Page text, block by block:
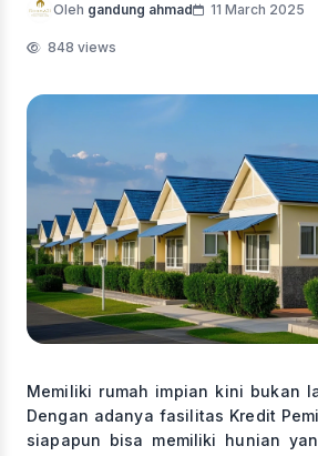
Oleh gandung ahmad 11 March 2025
848 views
Memiliki rumah impian kini bukan
Dengan adanya fasilitas Kredit
siapapun bisa memiliki hunian